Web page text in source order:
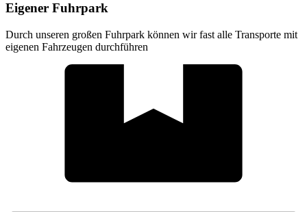
Eigener Fuhrpark
Durch unseren großen Fuhrpark können wir fast alle Transporte mit
eigenen Fahrzeugen durchführen